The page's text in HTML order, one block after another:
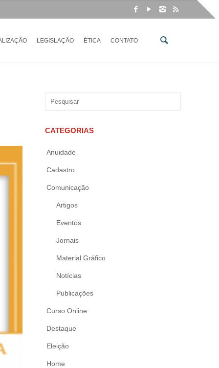
LEGISLAÇÃO ÉTICA CONTATO
CATEGORIAS
Anuidade
Cadastro
Comunicação
Artigos
Eventos
Jornais
Material Gráfico
Notícias
Publicações
Curso Online
Destaque
Eleição
Home